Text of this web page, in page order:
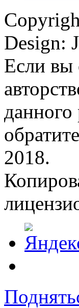
Design:
Если вы
2018.